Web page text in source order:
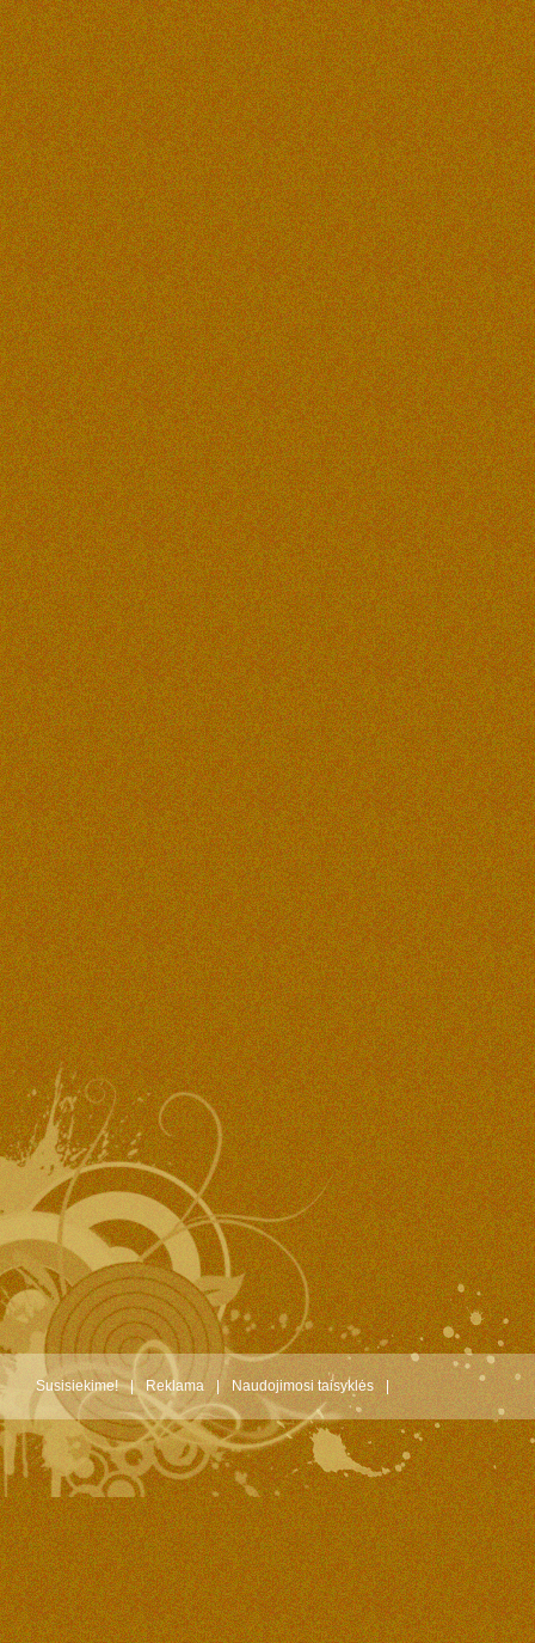
Susisiekime! | Reklama | Naudojimosi taisyklės |